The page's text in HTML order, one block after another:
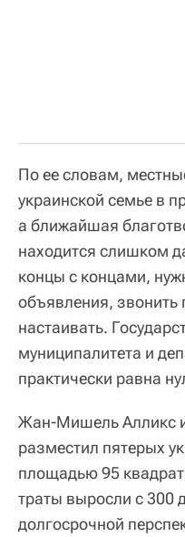
По ее словам,
украинской семье в
а ближайшая
находится слишком
концы с концами,
объявления, звонить
настаивать.
муниципалитета и
практически равна
Жан-Мишель Алликс
разместил пятерых
площадью 95
траты выросли с 300
долгосрочной